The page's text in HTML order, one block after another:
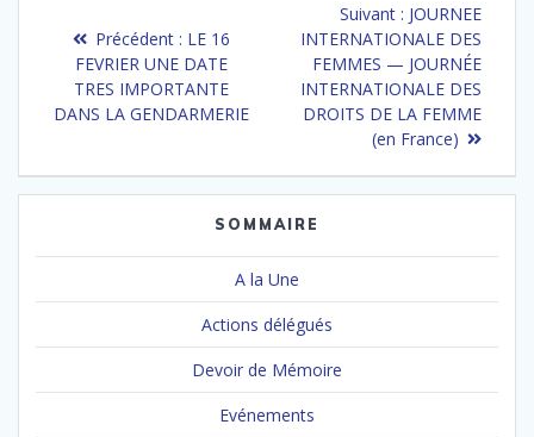
l’article
Précédent : Article
précédent
:
LE 16
FEVRIER UNE DATE
TRES IMPORTANTE
DANS LA GENDARMERIE
Suivant : Article
suivant
:
JOURNEE
INTERNATIONALE DES
FEMMES — JOURNÉE
INTERNATIONALE DES
DROITS DE LA FEMME
(en France)
SOMMAIRE
A la Une
Actions délégués
Devoir de Mémoire
Evénements